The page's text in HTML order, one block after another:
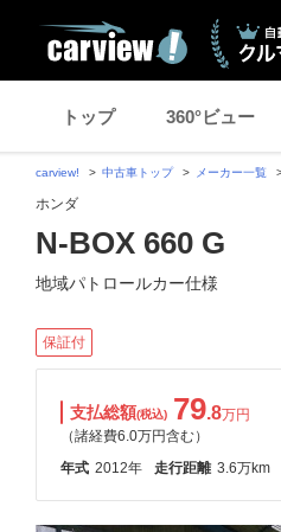
トップ 360°ビュー
carview! 中古車トップ メーカー一覧
ホンダ
N-BOX 660 G
地域パトロールカー仕様
保証付
支払総額(税込) 79.8万円
（諸経費6.0万円含む）
年式 2012年 走行距離 3.6万km